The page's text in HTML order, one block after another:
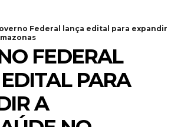
Federal lança edital para expandir
FEDERAL
PARA
A